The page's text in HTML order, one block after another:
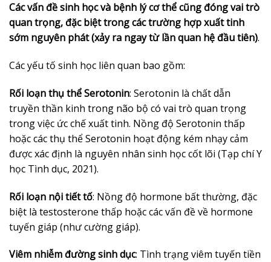
Các vấn đề sinh học và bệnh lý cơ thể cũng đóng vai trò
quan trọng, đặc biệt trong các trường hợp xuất tinh
sớm nguyên phát (xảy ra ngay từ lần quan hệ đầu tiên).
Các yếu tố sinh học liên quan bao gồm:
Rối loạn thụ thể Serotonin: Serotonin là chất dẫn
truyền thần kinh trong não bộ có vai trò quan trọng
trong việc ức chế xuất tinh. Nồng độ Serotonin thấp
hoặc các thụ thể Serotonin hoạt động kém nhạy cảm
được xác định là nguyên nhân sinh học cốt lõi (Tạp chí Y
học Tình dục, 2021).
Rối loạn nội tiết tố: Nồng độ hormone bất thường, đặc
biệt là testosterone thấp hoặc các vấn đề về hormone
tuyến giáp (như cường giáp).
Viêm nhiễm đường sinh dục: Tình trạng viêm tuyến tiền